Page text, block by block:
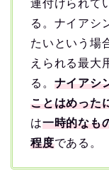
連付けられて
る。ナイアシ
たいという場
えられる最大
る。 ナイアシ
ことはめった
は一時的なも
程度である。